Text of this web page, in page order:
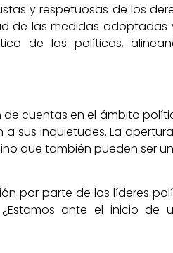
y respetuosas de los
de las medidas adoptadas
de las políticas,
cuentas en el ámbito
sus inquietudes. La
que también pueden ser
por parte de los líderes
ante el inicio de